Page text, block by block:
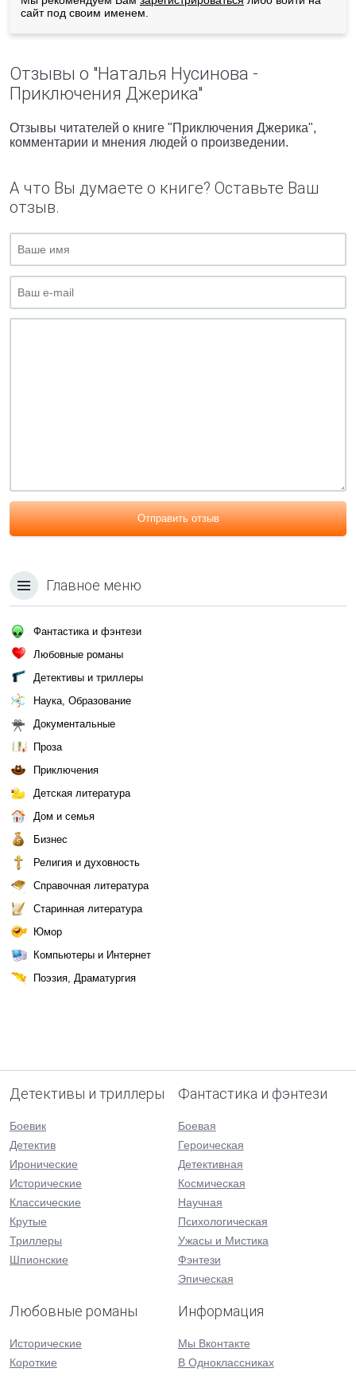
сайт под своим именем.
Отзывы о "Наталья Нусинова -
Приключения Джерика"
Отзывы читателей о книге "Приключения Джерика",
комментарии и мнения людей о произведении.
А что Вы думаете о книге? Оставьте Ваш
отзыв.
Отправить отзыв
Главное меню
Фантастика и фэнтези
Любовные романы
Детективы и триллеры
Наука, Образование
Документальные
Проза
Приключения
Детская литература
Дом и семья
Бизнес
Религия и духовность
Справочная литература
Старинная литература
Юмор
Компьютеры и Интернет
Поэзия, Драматургия
Детективы и триллеры
Боевик
Детектив
Иронические
Исторические
Классические
Крутые
Триллеры
Шпионские
Фантастика и фэнтези
Боевая
Героическая
Детективная
Космическая
Научная
Психологическая
Ужасы и Мистика
Фэнтези
Эпическая
Любовные романы
Исторические
Короткие
Информация
Мы Вконтакте
В Одноклассниках